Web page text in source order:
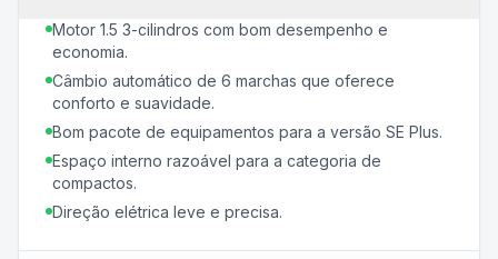
Motor 1.5 3-cilindros com bom desempenho e
economia.
Câmbio automático de 6 marchas que oferece
conforto e suavidade.
Bom pacote de equipamentos para a versão SE Plus.
Espaço interno razoável para a categoria de
compactos.
Direção elétrica leve e precisa.